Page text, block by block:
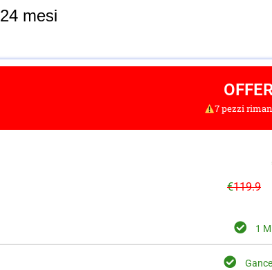
24 mesi
7 pezzi
€119.9
1